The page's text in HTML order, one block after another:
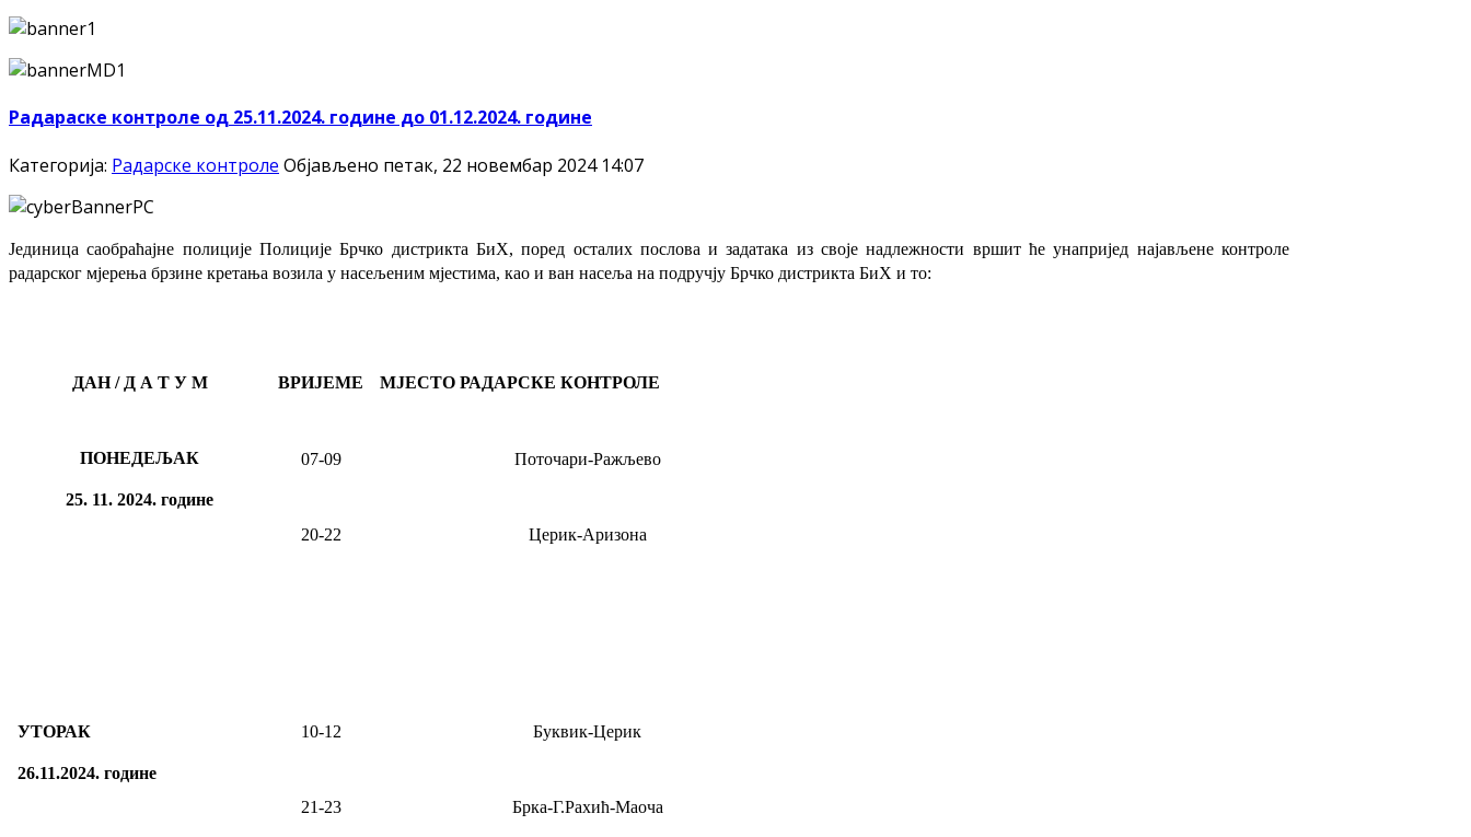
Радараске контроле од 25.11.2024. године до 01.12.2024. године
Категорија: Радарске контроле Објављено петак, 22 новембар 2024 14:07
Јединица саобраћајне полиције Полиције Брчко дистрикта БиХ, поред осталих послова и задатака из своје надлежности вршит ће унапријед најављенеконтроле
радарског мјерења брзине кретања возила у насељеним мјестима, као и ван насеља на подручју Брчко дистрикта БиХ и то:
ДАН / Д А Т У М ВРИЈЕМЕ МЈЕСТО РАДАРСКЕ КОНТРОЛЕ
ПОНЕДЕЉАК
25. 11. 2024. године
07-09 Поточари-Ражљево
20-22 Церик-Аризона
УТОРАК
26.11.2024. године
10-12 Буквик-Церик
21-23 Брка-Г.Рахић-Маоча